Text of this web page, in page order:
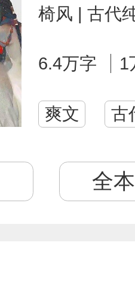
椅风 | 古代
6.4万字 1
爽文 古
全